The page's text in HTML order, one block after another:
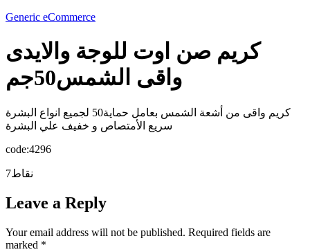
Generic eCommerce
كريم صن اوت للوجة والايدى
واقى الشمس50جم
كريم واقى من أشعة الشمس بعامل حماية50 لجميع انواع البشرة
سريع الأمتصاص و خفيف علي البشرة
code:4296
7نقاط
Leave a Reply
Your email address will not be published. Required fields are
marked *